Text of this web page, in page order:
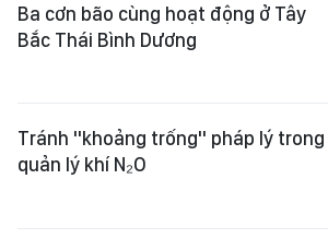
Ba cơn bão cùng hoạt động ở Tây
Bắc Thái Bình Dương
Tránh "khoảng trống" pháp lý trong
quản lý khí N₂O